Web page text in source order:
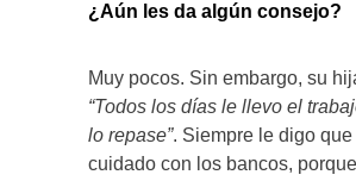
¿Aún les da algún consejo?
Muy pocos. Sin embargo, su
“Todos los días le llevo el
lo repase”. Siempre le digo
cuidado con los bancos,